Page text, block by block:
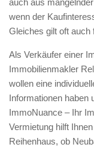
auch aus
wenn der
Gleiches gilt oft auch
Als Verkäufer einer
Immobilienmakler
wollen eine
Informationen haben
ImmoNuance – Ihr
Vermietung hilft
Reihenhaus, ob